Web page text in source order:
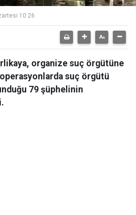
10:26
organize suç örgütüne
suç örgütü
79 şüphelinin